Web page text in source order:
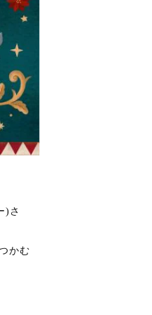
)さ
かむ